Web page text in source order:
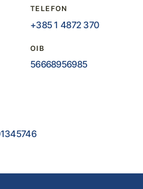
TELEFON
+385 1 4872 370
OIB
56668956985